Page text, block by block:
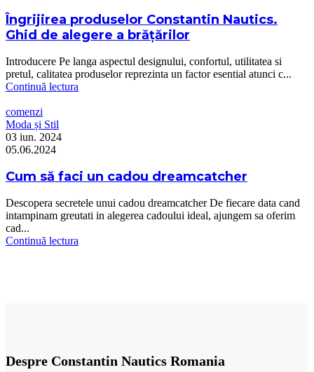
Îngrijirea produselor Constantin Nautics.
Ghid de alegere a brățărilor
Introducere Pe langa aspectul designului, confortul, utilitatea si
pretul, calitatea produselor reprezinta un factor esential atunci c...
Continuă lectura
comenzi
Moda și Stil
03 iun. 2024
05.06.2024
Cum să faci un cadou dreamcatcher
Descopera secretele unui cadou dreamcatcher De fiecare data cand
intampinam greutati in alegerea cadoului ideal, ajungem sa oferim
cad...
Continuă lectura
Despre Constantin Nautics Romania